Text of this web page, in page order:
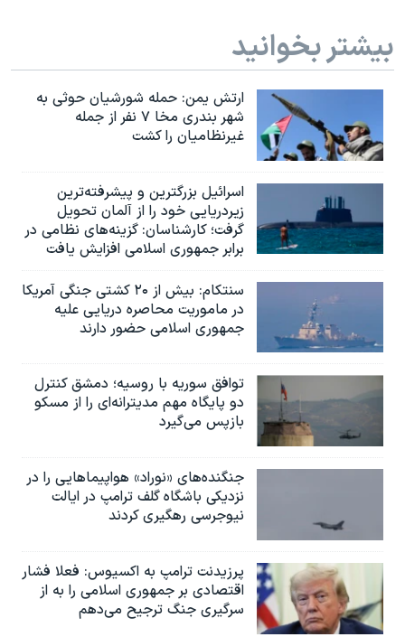
بیشتر بخوانید
ارتش یمن: حمله شورشیان حوثی به
شهر بندری مخا ۷ نفر از جمله
غیرنظامیان را کشت
اسرائيل بزرگترین و پیشرفته‌ترین
زیردریایی خود را از آلمان تحویل
گرفت؛ کارشناسان: گزینه‌های نظامی در
برابر جمهوری اسلامی افزایش یافت
سنتکام: بیش از ۲۰ کشتی جنگی آمریکا
در ماموریت محاصره دریایی علیه
جمهوری اسلامی حضور دارند
توافق سوریه با روسیه؛ دمشق کنترل
دو پایگاه مهم مدیترانه‌ای را از مسکو
بازپس می‌گیرد
جنگنده‌های «نوراد» هواپیماهایی را در
نزدیکی باشگاه گلف ترامپ در ایالت
نیوجرسی رهگیری کردند
پرزیدنت ترامپ به اکسیوس: فعلا فشار
اقتصادی بر جمهوری اسلامی را به از
سرگیری جنگ ترجیح می‌دهم